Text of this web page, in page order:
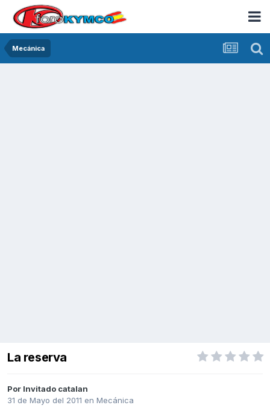
Mecánica
La reserva
Por Invitado catalan
31 de Mayo del 2011 en Mecánica